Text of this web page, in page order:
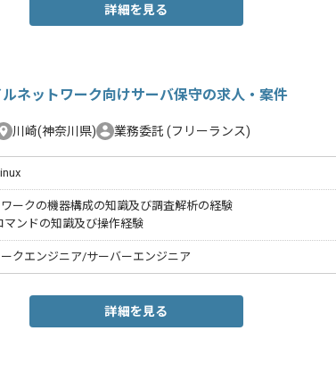
詳細を見る
ルネットワーク向けサーバ保守の求人・案件
川崎(神奈川県) 業務委託 (フリーランス)
ワークの機器構成の知識及び調査解析の経験
マンドの知識及び操作経験
クエンジニア/サーバーエンジニア
詳細を見る